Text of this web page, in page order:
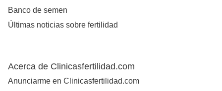
Banco de semen
Últimas noticias sobre fertilidad
Acerca de Clinicasfertilidad.com
Anunciarme en Clinicasfertilidad.com